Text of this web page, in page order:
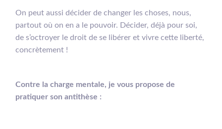
On peut aussi décider de changer les choses, nous,
partout où on en a le pouvoir. Décider, déjà pour soi,
de s’octroyer le droit de se libérer et vivre cette liberté,
concrètement !
Contre la charge mentale, je vous propose de
pratiquer son antithèse :